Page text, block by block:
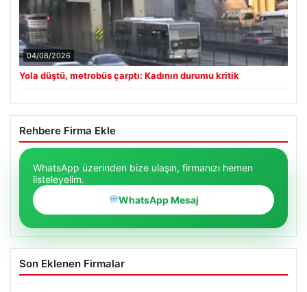
04/08/2026
Yola düştü, metrobüs çarptı: Kadının durumu kritik
Rehbere Firma Ekle
WhatsApp üzerinden bize ulaşın, firmanızı hemen
listeleyelim.
WhatsApp Mesaj
Son Eklenen Firmalar